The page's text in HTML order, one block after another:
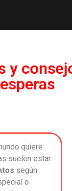
y
quiere
suelen estar
según
o